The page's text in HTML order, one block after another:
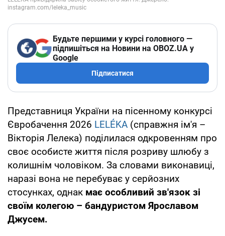
Будьте першими у курсі головного —
підпишіться на Новини на OBOZ.UA у
Google
Підписатися
Представниця України на пісенному конкурсі
Євробачення 2026 LELÉKA (справжня ім'я –
Вікторія Лелека) поділилася одкровенням про
своє особисте життя після розриву шлюбу з
колишнім чоловіком. За словами виконавиці,
наразі вона не перебуває у серйозних
стосунках, однак має особливий зв'язок зі
своїм колегою – бандуристом Ярославом
Джусем.